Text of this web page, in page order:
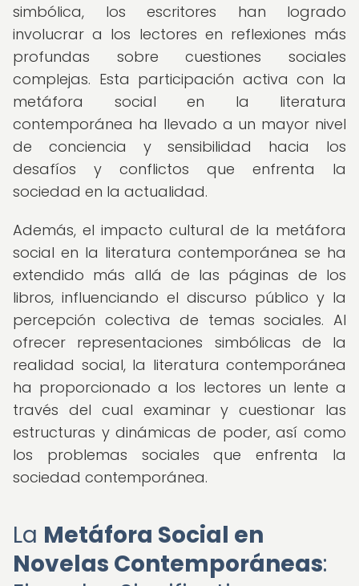
simbólica, los escritores han logrado
involucrar a los lectores en reflexiones más
profundas sobre cuestiones sociales
complejas. Esta participación activa con la
metáfora social en la literatura
contemporánea ha llevado a un mayor nivel
de conciencia y sensibilidad hacia los
desafíos y conflictos que enfrenta la
sociedad en la actualidad.
Además, el impacto cultural de la metáfora
social en la literatura contemporánea se ha
extendido más allá de las páginas de los
libros, influenciando el discurso público y la
percepción colectiva de temas sociales. Al
ofrecer representaciones simbólicas de la
realidad social, la literatura contemporánea
ha proporcionado a los lectores un lente a
través del cual examinar y cuestionar las
estructuras y dinámicas de poder, así como
los problemas sociales que enfrenta la
sociedad contemporánea.
La Metáfora Social en
Novelas Contemporáneas: